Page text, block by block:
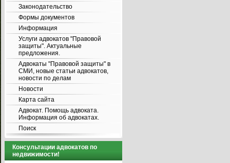
Законодательство
Формы документов
Информация
Услуги адвокатов "Правовой
защиты". Актуальные
предложения.
Адвокаты "Правовой защиты" в
СМИ, новые статьи адвокатов,
новости по делам
Новости
Карта сайта
Адвокат. Помощь адвоката.
Информация об адвокатах.
Поиск
Консультации адвокатов по
недвижимости!